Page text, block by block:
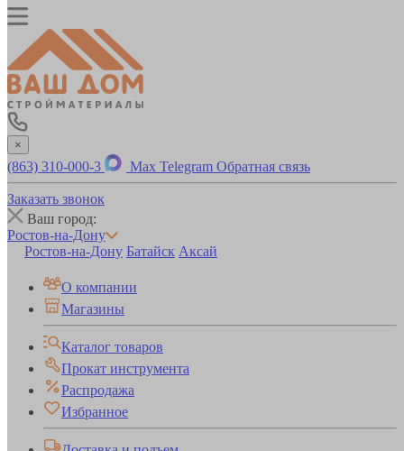
×
(863) 310-000-3 Max Telegram Обратная связь
Заказать звонок
Ваш город:
Ростов-на-Дону
Ростов-на-Дону Батайск Аксай
О компании
Магазины
Каталог товаров
Прокат инструмента
Распродажа
Избранное